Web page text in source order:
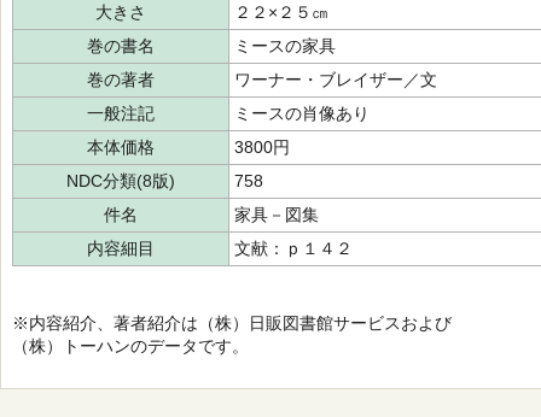
大きさ
２２×２５㎝
巻の書名
ミースの家具
巻の著者
ワーナー・ブレイザー／文
一般注記
ミースの肖像あり
本体価格
3800円
NDC分類(8版)
758
件名
家具－図集
内容細目
文献：ｐ１４２
※内容紹介、著者紹介は（株）日販図書館サービスおよび
（株）トーハンのデータです。